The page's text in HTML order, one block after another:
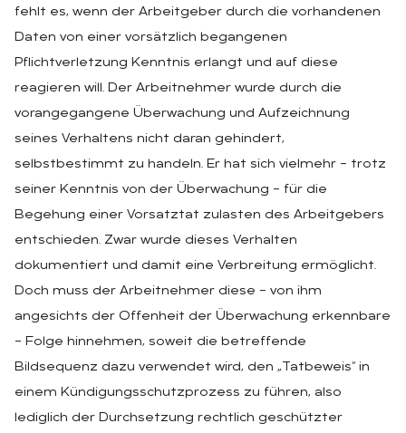
fehlt es, wenn der Arbeitgeber durch die vorhandenen
Daten von einer vorsätzlich begangenen
Pflichtverletzung Kenntnis erlangt und auf diese
reagieren will. Der Arbeitnehmer wurde durch die
vorangegangene Überwachung und Aufzeichnung
seines Verhaltens nicht daran gehindert,
selbstbestimmt zu handeln. Er hat sich vielmehr – trotz
seiner Kenntnis von der Überwachung – für die
Begehung einer Vorsatztat zulasten des Arbeitgebers
entschieden. Zwar wurde dieses Verhalten
dokumentiert und damit eine Verbreitung ermöglicht.
Doch muss der Arbeitnehmer diese – von ihm
angesichts der Offenheit der Überwachung erkennbare
– Folge hinnehmen, soweit die betreffende
Bildsequenz dazu verwendet wird, den „Tatbeweis“ in
einem Kündigungsschutzprozess zu führen, also
lediglich der Durchsetzung rechtlich geschützter